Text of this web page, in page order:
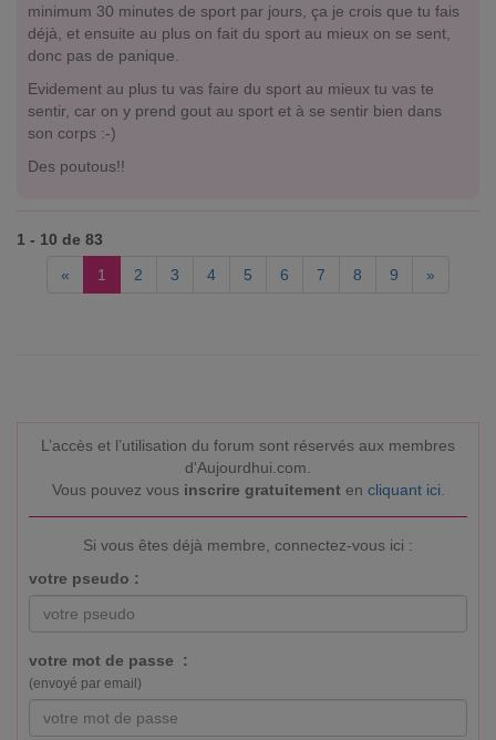
minimum 30 minutes de sport par jours, ça je crois que tu fais
déjà, et ensuite au plus on fait du sport au mieux on se sent,
donc pas de panique.
Evidement au plus tu vas faire du sport au mieux tu vas te
sentir, car on y prend gout au sport et à se sentir bien dans
son corps :-)
Des poutous!!
1 - 10 de 83
«
1 2 3 4 5 6 7 8 9 »
L’accès et l’utilisation du forum sont réservés aux membres
d'Aujourdhui.com.
Vous pouvez vous inscrire gratuitementen cliquant ici.
Si vous êtes déjà membre, connectez-vous ici :
votre pseudo :
votre mot de passe :
(envoyé par email)